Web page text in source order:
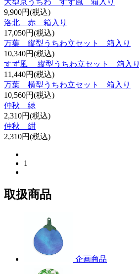
大型京うちわ すず風 箱入り
9,900円(税込)
洛北 赤 箱入り
17,050円(税込)
万葉 縦型うちわ立セット 箱入り
10,340円(税込)
すず風 縦型うちわ立セット 箱入り
11,440円(税込)
万葉 横型うちわ立セット 箱入り
10,560円(税込)
仲秋 緑
2,310円(税込)
仲秋 紺
2,310円(税込)
1
取扱商品
企画商品